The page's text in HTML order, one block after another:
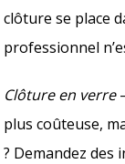
clôture se place
professionnel
Clôture en verre
plus coûteuse,
? Demandez des